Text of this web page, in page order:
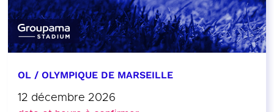
OL / OLYMPIQUE DE MARSEILLE
12 décembre 2026